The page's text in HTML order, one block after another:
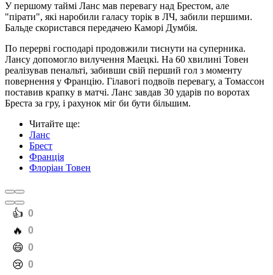
У першому таймі Ланс мав перевагу над Брестом, але
"пірати", які наробили галасу торік в ЛЧ, забили першими.
Бальде скористався передачею Каморі Думбія.
По перерві господарі продовжили тиснути на суперника.
Лансу допомогло вилучення Маецкі. На 60 хвилині Товен
реалізував пенальті, забивши свій перший гол з моменту
повернення у Францію. Гілавогі подвоїв перевагу, а Томассон
поставив крапку в матчі. Ланс завдав 30 ударів по воротах
Бреста за гру, і рахунок міг би бути більшим.
Читайте ще:
Ланс
Брест
Франція
Флоріан Товен
️👍 0
️🔥 0
️😄 0
️😢 0